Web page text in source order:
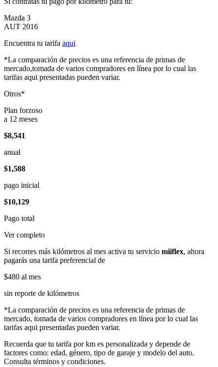
Mazda 3
AUT 2016
Encuentra tu tarifa aqui
*La comparación de precios es una referencia de primas de
mercado,tomada de varios compradores en línea por lo cual las
tarifas aqui presentadas pueden variar.
Otros*
Plan forzoso
a 12 meses
$8,541
anual
$1,588
pago inicial
$10,129
Pago total
Ver completo
Si recorres más kilómetros al mes activa tu servicio miiflex, ahora
pagarás una tarifa preferencial de
$480 al mes
sin reporte de kilómetros
*La comparación de precios es una referencia de primas de
mercado, tomada de varios compradores en línea por lo cual las
tarifas aqui presentadas pueden variar.
Recuerda que tu tarifa por km es personalizada y depende de
factores como: edad, género, tipo de garaje y modelo del auto.
Consulta términos y condiciones.